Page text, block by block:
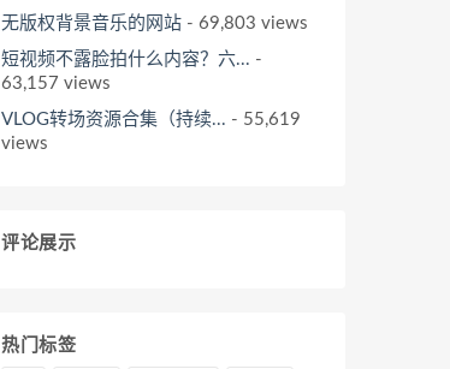
无版权背景音乐的网站 - 69,803 views
短视频不露脸拍什么内容？六... -
63,157 views
VLOG转场资源合集（持续... - 55,619
views
评论展示
热门标签